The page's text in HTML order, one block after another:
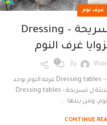
غرف نوم
20 تصميم تسريحة – Dressing
By
0
أحدث تصميم ل تسريحة - Dressing tables غرفة النوم يوجد
العديد من التصاميم الحديثة ل تسريحة - Dressing tables
ومن بينها: ...
CONTINUE